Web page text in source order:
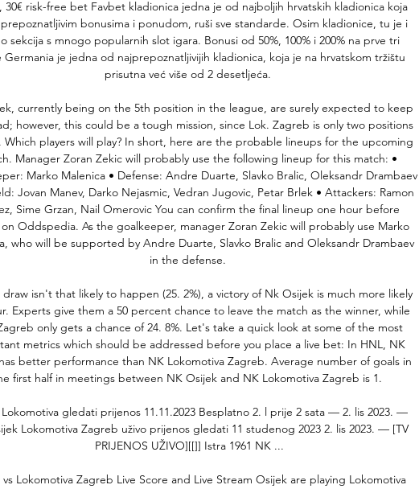
30€ risk-free bet Favbet kladionica jedna je od najboljih hrvatskih kladionica koja
bonusima i ponudom, ruši sve standarde. Osim kladionice, tu je i
sekcija s mnogo popularnih slot igara. Bonusi od 50%, 100% i 200% na prve tri
Germania je jedna od najprepoznatljivijih kladionica, koja je na hrvatskom tržištu
prisutna već više od 2 desetljeća.
currently being on the 5th position in the league, are surely expected to keep
however, this could be a tough mission, since Lok. Zagreb is only two positions
Which players will play? In short, here are the probable lineups for the upcoming
Manager Zoran Zekic will probably use the following lineup for this match: •
Marko Malenica • Defense: Andre Duarte, Slavko Bralic, Oleksandr Drambaev
Jovan Manev, Darko Nejasmic, Vedran Jugovic, Petar Brlek • Attackers: Ramon
Sime Grzan, Nail Omerovic You can confirm the final lineup one hour before
Oddspedia. As the goalkeeper, manager Zoran Zekic will probably use Marko
who will be supported by Andre Duarte, Slavko Bralic and Oleksandr Drambaev
in the defense.
draw isn't that likely to happen (25. 2%), a victory of Nk Osijek is much more likely
Experts give them a 50 percent chance to leave the match as the winner, while
only gets a chance of 24. 8%. Let's take a quick look at some of the most
metrics which should be addressed before you place a live bet: In HNL, NK
better performance than NK Lokomotiva Zagreb. Average number of goals in
first half in meetings between NK Osijek and NK Lokomotiva Zagreb is 1.
gledati prijenos 11.11.2023 Besplatno 2. l prije 2 sata — 2. lis 2023. —
Lokomotiva Zagreb uživo prijenos gledati 11 studenog 2023 2. lis 2023. — [TV
PRIJENOS UŽIVO][[]] Istra 1961 NK ...
vs Lokomotiva Zagreb Live Score and Live Stream Osijek are playing Lokomotiva